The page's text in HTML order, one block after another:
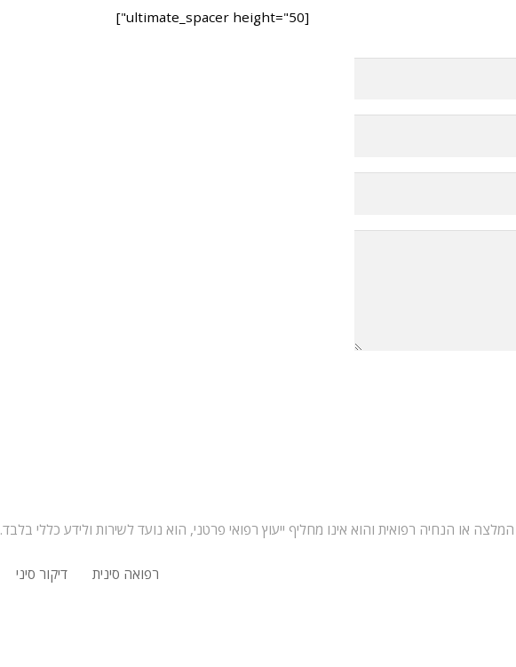
[ultimate_spacer height="50"]
או הנחיה רפואית והוא אינו מחליף ייעוץ רפואי פרטני, הוא נועד לשירות ולידע כללי בלבד.
רפואה סינית דיקור סיני